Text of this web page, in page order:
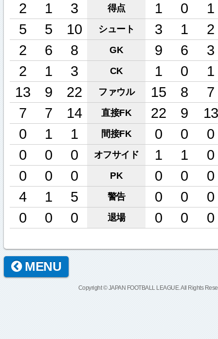
2 1 3 得点 1 0
1
5
5 10 シュート 3 1
2
2
6 8 GK 9 6
3
2
1 3 CK 1 0
1
13
9 22 ファウル 15 8
7
7
7 14 直接FK 22 9
13
0
1 1 間接FK 0 0
0
0
0 0 オフサイド 1 1
0
0
0 0 PK 0 0
0
4
1 5 警告 0 0
0
0
0 0 退場 0 0 0
MENU
Copyright © JAPAN FOOTBALL LEAGUE. All Rights